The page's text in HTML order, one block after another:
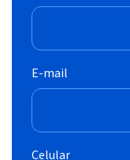
E-mail
Celular